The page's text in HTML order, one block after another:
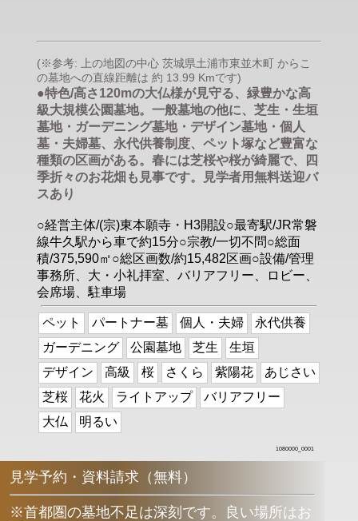
(※参考: 上の地図の中心 茨城県土浦市東並木町 からこ
の墓地への直線距離は 約 13.99 Kmです)
●特色/高さ120mの大仏様が見守る、緑豊かな高
級大規模公園墓地。一般墓地の他に、芝生・生垣
墓地・ガーデニング墓地・デザイン墓地・個人
墓・夫婦墓、永代供養制度、ペット塚など豊富な
種類の区画がある。春には芝桜や桜が綺麗で、四
季折々のお花畑も見事です。見学者用無料送迎バ
スあり
○経営主体/(宗)東本願寺・H3開設○最寄駅/JR常磐
線牛久駅から車で約15分○宗教/一切不問○総面
積/375,590㎡○総区画数/約15,482区画○設備/管理
事務所、大・小礼拝室、バリアフリー、ロビー、
会席場、駐車場
ペット パートナー墓 個人・夫婦
永代供養
ガーデニング
公園墓地 芝生
生垣
デザイン
高級 桜 さくら 紫陽花
あじさい
芝桜
花火 ライトアップ
バリアフリー
大仏
明るい
1080000_0001
見学予約・資料請求（無料）
※首都圏の墓地不足は深刻です。良い場所はお